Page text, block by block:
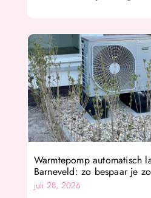
Warmtepomp automatisch
Barneveld: zo bespaar je
juli 28, 2026